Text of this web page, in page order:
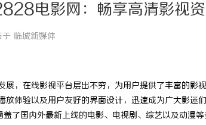
电影网：畅享高清影视
临城新媒体
展，在线影视平台层出不穷，为用户提供了丰富的
放体验以及用户友好的界面设计，迅速成为广大影迷
了国内外最新上线的电影、电视剧、综艺以及动漫